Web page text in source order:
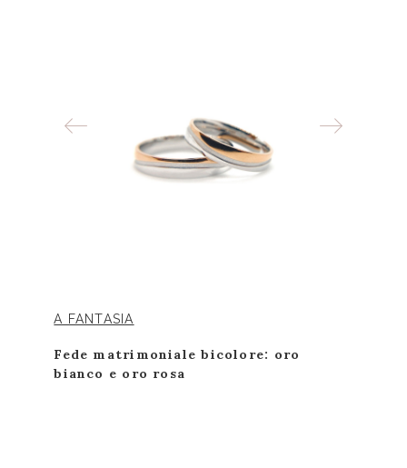
A FANTASIA
Fede matrimoniale bicolore: oro
bianco e oro rosa